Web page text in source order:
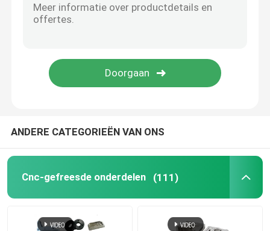
Spuitgietdiensten
ANDERE CATEGORIEËN VAN ONS
Cnc-gefreesde onderdelen (111)